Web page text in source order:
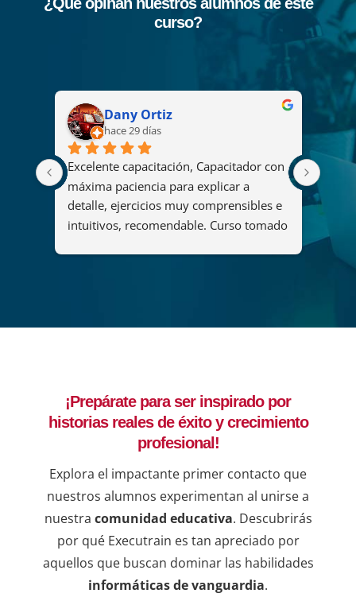
curso?
Dany Ortiz
hace 29 días
Excelente capacitación, Capacitador con
máxima paciencia para explicar a
detalle, ejercicios muy comprensibles e
intuitivos, recomendable. Curso tomado
El
¡Prepárate para ser inspirado por
historias reales de éxito y crecimiento
profesional!
Explora el impactante primer contacto que
nuestros alumnos experimentan al unirse a
nuestra comunidad educativa. Descubrirás
por qué Executrain es tan apreciado por
aquellos que buscan dominar las habilidades
informáticas de vanguardia.